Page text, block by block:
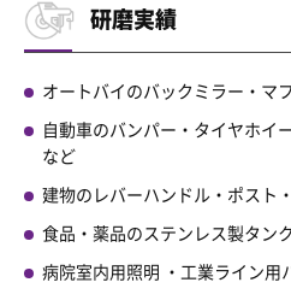
研磨実績
オートバイのバックミラー・マ
自動車のバンパー・タイヤホイ
など
建物のレバーハンドル・ポスト
食品・薬品のステンレス製タンク
病院室内用照明 ・工業ライン用